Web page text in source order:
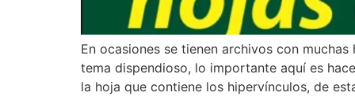
En ocasiones se tienen archivos con
tema dispendioso, lo importante aquí es
la hoja que contiene los hipervínculos, de